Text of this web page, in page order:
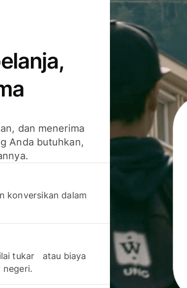
dan menerima
Anda butuhkan,
konversikan dalam
tukar atau biaya
negeri.